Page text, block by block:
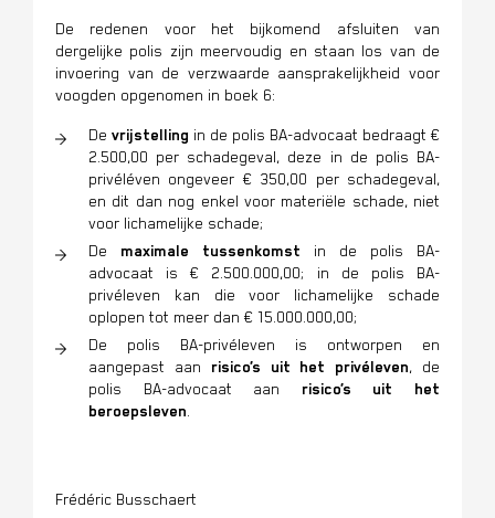
De redenen voor het bijkomend afsluiten van
dergelijke polis zijn meervoudig en staan los van de
invoering van de verzwaarde aansprakelijkheid voor
voogden opgenomen in boek 6:
De vrijstelling in de polis BA-advocaat bedraagt €
2.500,00 per schadegeval, deze in de polis BA-
privéléven ongeveer € 350,00 per schadegeval,
en dit dan nog enkel voor materiële schade, niet
voor lichamelijke schade;
De maximale tussenkomst in de polis BA-
advocaat is € 2.500.000,00; in de polis BA-
privéleven kan die voor lichamelijke schade
oplopen tot meer dan € 15.000.000,00;
De polis BA-privéleven is ontworpen en
aangepast aan risico’s uit het privéleven, de
polis BA-advocaat aan risico’s uit het
beroepsleven.
Frédéric Busschaert